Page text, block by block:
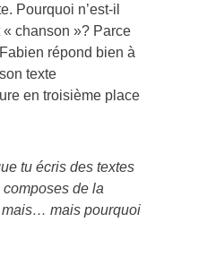
Pourquoi n’est-il
chanson »? Parce
répond bien à
texte
en troisième place
tu écris des textes
de la
mais… mais pourquoi